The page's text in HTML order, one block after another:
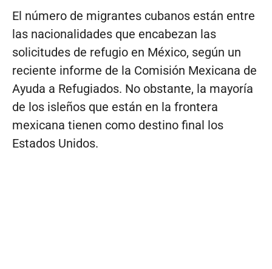
El número de migrantes cubanos están entre
las nacionalidades que encabezan las
solicitudes de refugio en México, según un
reciente informe de la Comisión Mexicana de
Ayuda a Refugiados. No obstante, la mayoría
de los isleños que están en la frontera
mexicana tienen como destino final los
Estados Unidos.